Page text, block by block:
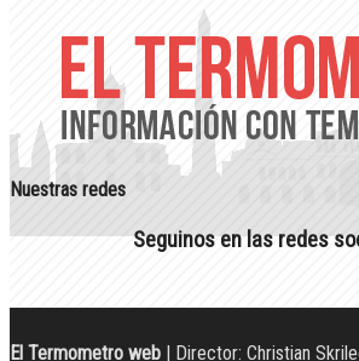
Nuestras redes
Seguinos en las redes
El Termometro web | Director: Christian